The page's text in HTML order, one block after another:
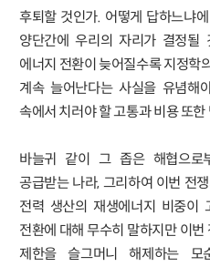
후퇴할 것인가. 어떻게 답하느냐
양단간에 우리의 자리가 결정될
에너지 전환이 늦어질수록 지정학
계속 늘어난다는 사실을 유념해
속에서 치러야 할 고통과 비용 또
바늘귀 같이 그 좁은 해협으
공급받는 나라, 그리하여 이번 전
전력 생산의 재생에너지 비중이
전환에 대해 무수히 말하지만 이
제한을 슬그머니 해제하는 모